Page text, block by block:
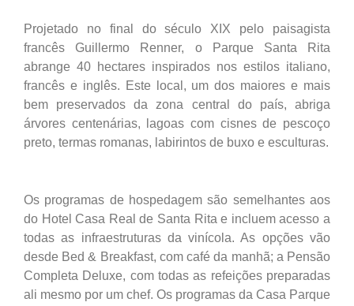
Projetado no final do século XIX pelo paisagista
francês Guillermo Renner, o Parque Santa Rita
abrange 40 hectares inspirados nos estilos italiano,
francês e inglês. Este local, um dos maiores e mais
bem preservados da zona central do país, abriga
árvores centenárias, lagoas com cisnes de pescoço
preto, termas romanas, labirintos de buxo e esculturas.
Os programas de hospedagem são semelhantes aos
do Hotel Casa Real de Santa Rita e incluem acesso a
todas as infraestruturas da vinícola. As opções vão
desde Bed & Breakfast, com café da manhã; a Pensão
Completa Deluxe, com todas as refeições preparadas
ali mesmo por um chef. Os programas da Casa Parque